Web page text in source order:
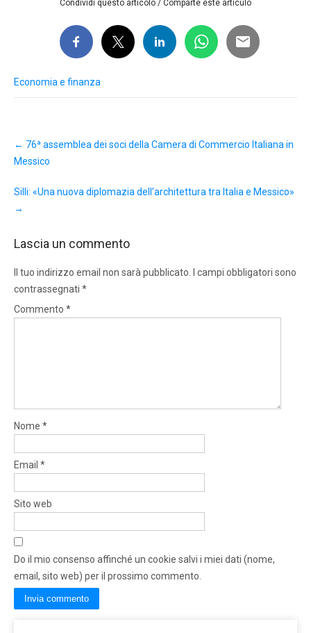
Condividi questo articolo / Comparte este artículo
Economia e finanza
navigation
← 76ª assemblea dei soci della Camera di Commercio Italiana in
Messico
Silli: «Una nuova diplomazia dell’architettura tra Italia e Messico»
→
Lascia un commento
Il tuo indirizzo email non sarà pubblicato.
I campi obbligatori sono
contrassegnati *
Commento *
Nome *
Email *
Sito web
Do il mio consenso affinché un cookie salvi i miei dati (nome,
email, sito web) per il prossimo commento.